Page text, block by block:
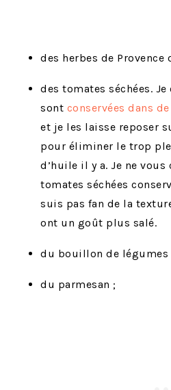
des herbes de Provence
des tomates séchées.
sont conservées dans
et je les laisse reposer
pour éliminer le trop
d’huile il y a. Je ne
tomates séchées
suis pas fan de la
ont un goût plus salé.
du bouillon de légumes
du parmesan ;